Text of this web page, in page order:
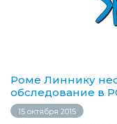
Роме Линнику
обследование в
15 октября 2015